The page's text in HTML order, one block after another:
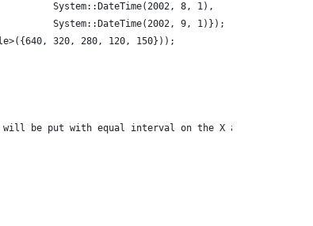
System::DateTime(2002, 8, 1),
System::DateTime(2002, 9, 1)});
320, 280, 120, 150}));
be put with equal interval on the X axis.